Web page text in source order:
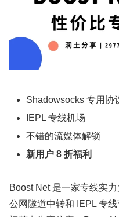
Shadowsocks 专用协
IEPL 专线机场
不错的流媒体解锁
新用户 8 折福利
Boost Net 是一家专线实
公网隧道中转和 IEPL 专